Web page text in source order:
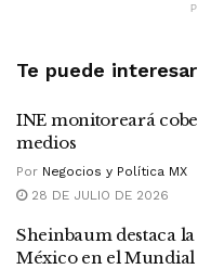
Te puede interesar
INE monitoreará
medios
Por Negocios y Política MX
28 DE JULIO DE 2026
Sheinbaum destaca
México en el